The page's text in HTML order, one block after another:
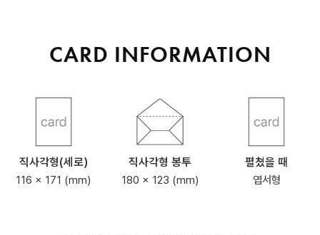
CARD INFORMATION
직사각형(세로)
116 x 171 (mm)
직사각형 봉투
180 x 123 (mm)
펼쳤을 때
엽서형